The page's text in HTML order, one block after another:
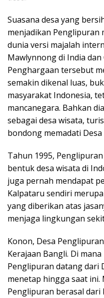
Suasana desa yang
menjadikan Penglipuran
dunia versi majalah
Mawlynnong di India
Penghargaan tersebut
semakin dikenal luas,
masyarakat Indonesia,
mancanegara. Bahkan
sebagai desa wisata,
bondong memadati
Tahun 1995,
bentuk desa wisata di
juga pernah mendapat
Kalpataru sendiri
yang diberikan atas
menjaga lingkungan
Konon, Desa
Kerajaan Bangli. Di
Penglipuran datang dari
menetap hingga saat
Penglipuran berasal dari